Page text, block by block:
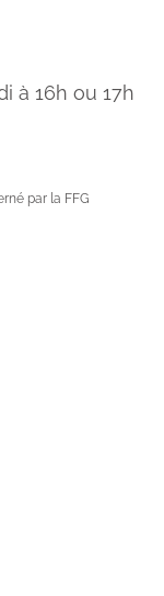
à 16h ou 17h
par la FFG